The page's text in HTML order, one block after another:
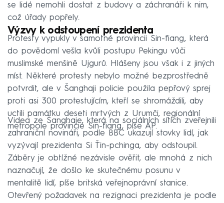
se lidé nemohli dostat z budovy a záchranáři k nim,
což úřady popřely.
Výzvy k odstoupení prezidenta
Protesty vypukly v samotné provincii Sin-ťiang, která
do povědomí vešla kvůli postupu Pekingu vůči
muslimské menšině Ujgurů. Hlášeny jsou však i z jiných
míst. Některé protesty nebylo možné bezprostředně
potvrdit, ale v Šanghaji policie použila pepřový sprej
proti asi 300 protestujícím, kteří se shromáždili, aby
uctili památku deseti mrtvých z Urumči, regionální
metropole provincie Sin-ťiang, píše AP.
Videa ze Šanghaje, která na sociálních sítích zveřejnili
zahraniční novináři, podle BBC ukazují stovky lidí, jak
vyzývají prezidenta Si Ťin-pchinga, aby odstoupil.
Záběry je obtížné nezávisle ověřit, ale mnohá z nich
naznačují, že došlo ke skutečnému posunu v
mentalitě lidí, píše britská veřejnoprávní stanice.
Otevřený požadavek na rezignaci prezidenta je podle